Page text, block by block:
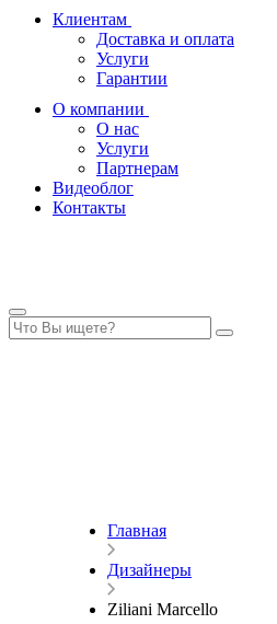
Клиентам
Доставка и оплата
Услуги
Гарантии
О компании
О нас
Услуги
Партнерам
Видеоблог
Контакты
Главная
Дизайнеры
Ziliani Marcello